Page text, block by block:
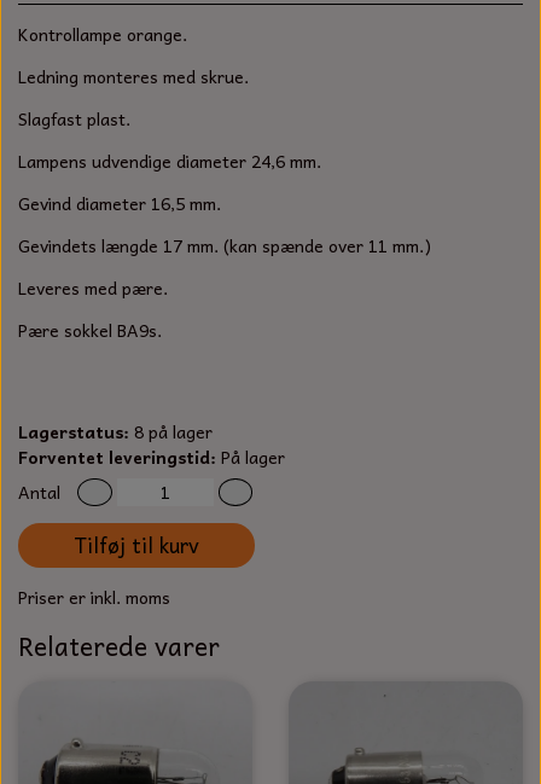
OLIE TIL SMÅMOTORER & HAVEMASKINER
TÆNDRØR
SPÆNDEBÅND
BENSINSLANGE OG FILTRE
UNIVERSAL KABLER OG TILBEHØR
UNIVERSAL REMSKIVER OG STYRERULLER
KÆDER TIL MOTORSAV
GAVEKORT
BATTERILADEAPPARAT
ARBEJDSLYS
MEJSLER
Kontrollampe orange.
Ledning monteres med skrue.
Slagfast plast.
Lampens udvendige diameter 24,6 mm.
Gevind diameter 16,5 mm.
Gevindets længde 17 mm. (kan spænde over 11 mm.)
Leveres med pære.
Pære sokkel BA9s.
Lagerstatus: 8 på lager
Forventet leveringstid: På lager
Antal
Tilføj til kurv
Priser er inkl. moms
Relaterede varer